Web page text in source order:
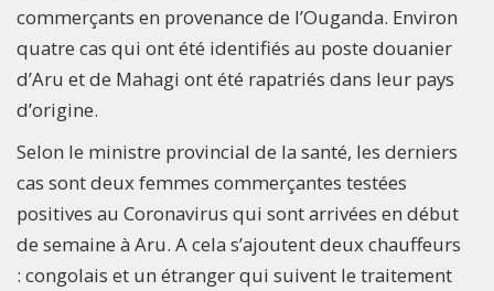
commerçants en provenance de l’Ouganda. Environ
quatre cas qui ont été identifiés au poste douanier
d’Aru et de Mahagi ont été rapatriés dans leur pays
d’origine.
Selon le ministre provincial de la santé, les derniers
cas sont deux femmes commerçantes testées
positives au Coronavirus qui sont arrivées en début
de semaine à Aru. A cela s’ajoutent deux chauffeurs
: congolais et un étranger qui suivent le traitement